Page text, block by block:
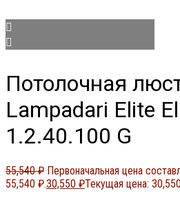
Потолочная
Lampadari Elite
1.2.40.100 G
55,540₽ Первоначальная цена
55,540 ₽.30,550 ₽Текущая цена: